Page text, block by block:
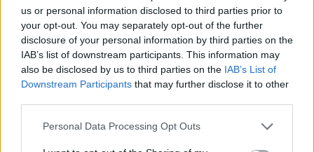
us or personal information disclosed to third parties prior to
your opt-out. You may separately opt-out of the further
disclosure of your personal information by third parties on the
IAB’s list of downstream participants. This information may
also be disclosed by us to third parties on the IAB’s List of
Downstream Participants that may further disclose it to other
Personal Data Processing Opt Outs
Castellnou de Bages
Código postal 08251
Barcelona.
Castellterçol
de la Marca